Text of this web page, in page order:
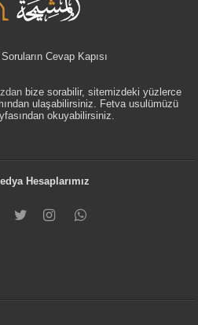
Cevap Kapısı
bize sorabilir, sitemizdeki yüzlerce
ulaşabilirsiniz. Fetva usulümüzü
okuyabilirsiniz.
Hesaplarımız